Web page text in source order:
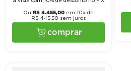
Ou R$ 4.455,00 em 10x de
R$ 445,50 sem juros
comprar